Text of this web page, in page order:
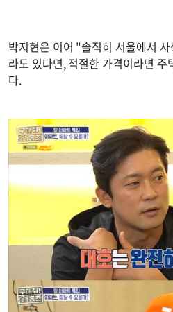
박지현은 이어 "솔직히 서울에서
라도 있다면, 적절한 가격이라면
다.